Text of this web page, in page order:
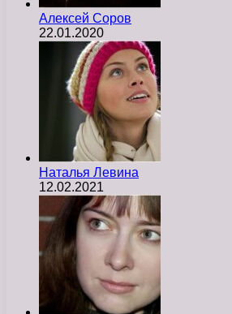
Алексей Соров
22.01.2020
Наталья Левина
12.02.2021